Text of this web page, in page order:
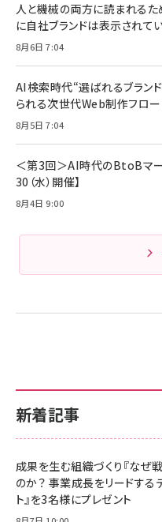
新着記事
成果を生む組織づくり『なぜ
のか？ 事業成長をリードする
ト』を3名様にプレゼント
人と機械の両方に読まれるた
に自社ブランドは表示されて
8月6日 7:04
AI検索時代“選ばれるブラン
られる次世代Web制作フロー
8月5日 7:04
＜第3回＞AI時代のBtoBマー
30（水）開催】
8月4日 9:00